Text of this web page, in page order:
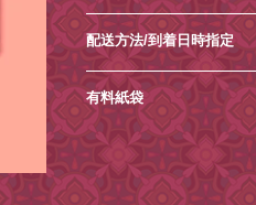
※切手は別途必要です。
※サイズ・歪みなど多
※画面上での色味や質
ます。あらかじめご了
・土日祝日は発送業務/
だきます。
・商品内容の変更やキ
・ご住所の間違いが増
注文ください。
・お送り先ご住所等の
・到着日時指定がござ
欄」へ記載ください。
配送方法/到着日時指定
ネコポス(ポスト投函)
定はできませんのでご
備考欄にご指定いただ
※ポストに入らない場合
る場合がございます。
有料紙袋
■環境保護の一環とし
は2025年4月17日から
おります。